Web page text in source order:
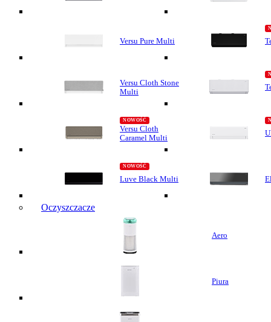
Versu Pure Multi
Versu Cloth Stone
Multi
Versu Cloth
Caramel Multi
Luve Black Multi
Oczyszczacze
Aero
Piura